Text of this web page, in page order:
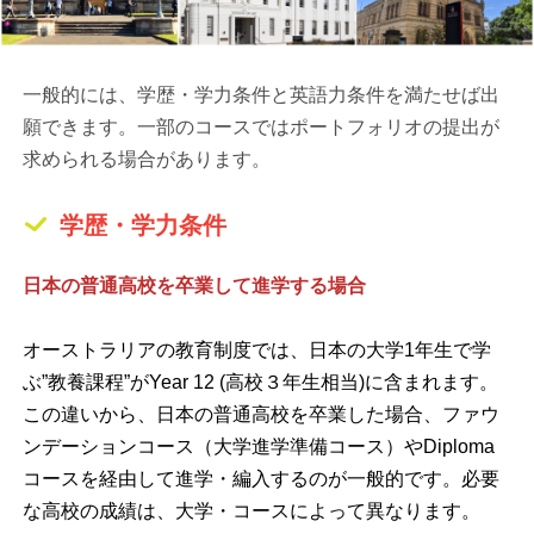
一般的には、学歴・学力条件と英語力条件を満たせば出
願できます。一部のコースではポートフォリオの提出が
求められる場合があります。
学歴・学力条件
日本の普通高校を卒業して進学する場合
オーストラリアの教育制度では、日本の大学1年生で学
ぶ”教養課程”がYear 12 (高校３年生相当)に含まれます。
この違いから、日本の普通高校を卒業した場合、ファウ
ンデーションコース（大学進学準備コース）やDiploma
コースを経由して進学・編入するのが一般的です。必要
な高校の成績は、大学・コースによって異なります。